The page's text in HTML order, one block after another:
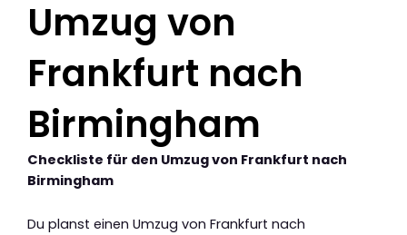
Umzug von
Frankfurt nach
Birmingham
Checkliste für den Umzug von Frankfurt nach
Birmingham
Du planst einen Umzug von Frankfurt nach